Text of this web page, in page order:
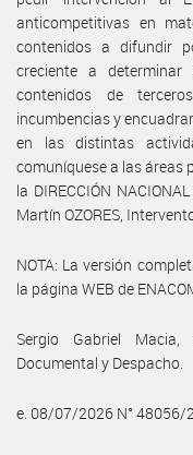
anticompetitivas en
contenidos a difundir
creciente a
contenidos de
incumbencias y
en las distintas
comuníquese a las áreas
la DIRECCIÓN
Martín OZORES,
NOTA: La versión
la página WEB de
Sergio Gabriel Macia,
Documental y Despacho.
e. 08/07/2026 N°